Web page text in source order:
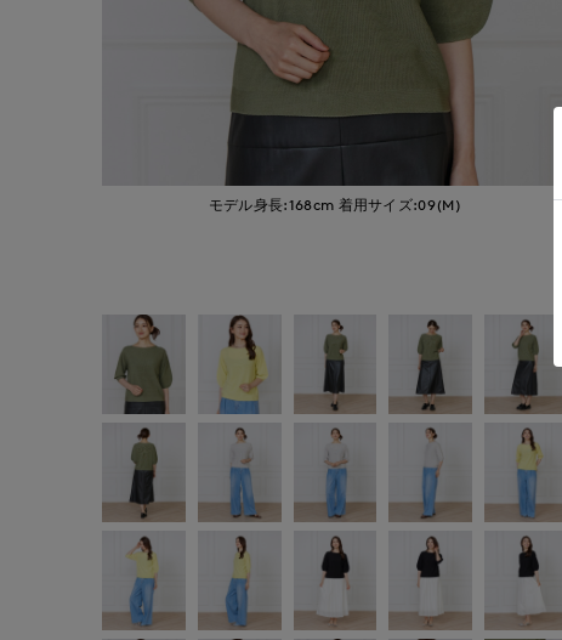
モデル身長:168cm 着用サイズ:09(M)